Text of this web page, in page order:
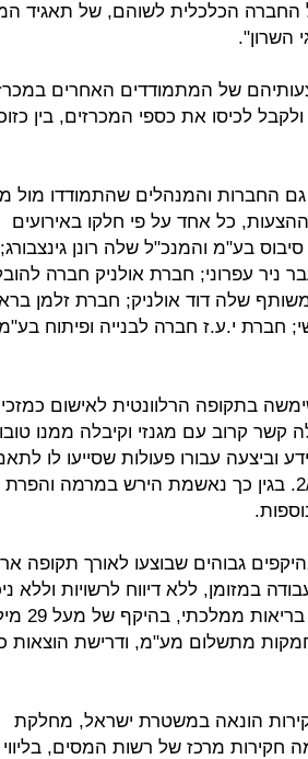
החברה הכלכלית לשוהם, של תאגיד
השרון".
של המתמודדים האחרים
לכיסו את כספי המכרזים, בין
החברות והמנהלים שהתמודדו מול
כל אחד על פי חלקו באירועים
בע"מ והמנכ"ל שלה רונן גינצבורג;
ניר עפרוני; חברת אולניק חברה
שלה דוד אולניק; חברת זלמן
חברת י.ע.ז חברה לבנייה ופיתוח
ששימשה בתקופה הרלוונטית לאישום
קרוב עם מגנזי וקיבלה ממנו
עבורו פעולות שסייעו לו
ההצעות של המתמודדים במכרז 2/2011. בגין כך נאשמת הירש במרמה והפרת
מס בהיקפים גבוהים שבוצעו לאורך תקופה
במזומן, ללא דיווח לרשויות וללא
מס הכנסה, דמי ביטוח לאומי או
מתשלום מע"מ, ודרישת הוצאות
הונאה במשטרת ישראל, מחלקת
חקירות מרכז של רשות המסים,